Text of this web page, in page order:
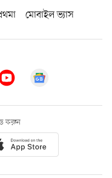
মোবাইল ভ্যাস
করুন